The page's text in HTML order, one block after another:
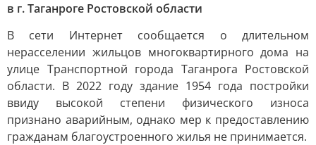
в г. Таганроге Ростовской области
В сети Интернет сообщается о длительном
нерасселении жильцов многоквартирного дома на
улице Транспортной города Таганрога Ростовской
области. В 2022 году здание 1954 года постройки
ввиду высокой степени физического износа
признано аварийным, однако мер к предоставлению
гражданам благоустроенного жилья не принимается.